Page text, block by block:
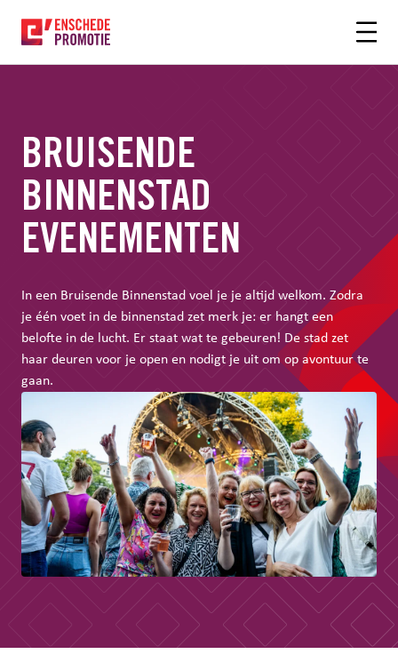
BRUISENDE
BINNENSTAD
EVENEMENTEN
In een Bruisende Binnenstad voel je je altijd welkom. Zodra
je één voet in de binnenstad zet merk je: er hangt een
belofte in de lucht. Er staat wat te gebeuren! De stad zet
haar deuren voor je open en nodigt je uit om op avontuur te
gaan.